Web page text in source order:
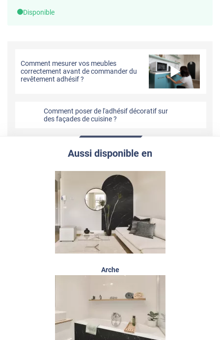
Disponible
Comment mesurer vos meubles
correctement avant de commander du
revêtement adhésif ?
Comment poser de l'adhésif décoratif sur
des façades de cuisine ?
Aussi disponible en
Arche